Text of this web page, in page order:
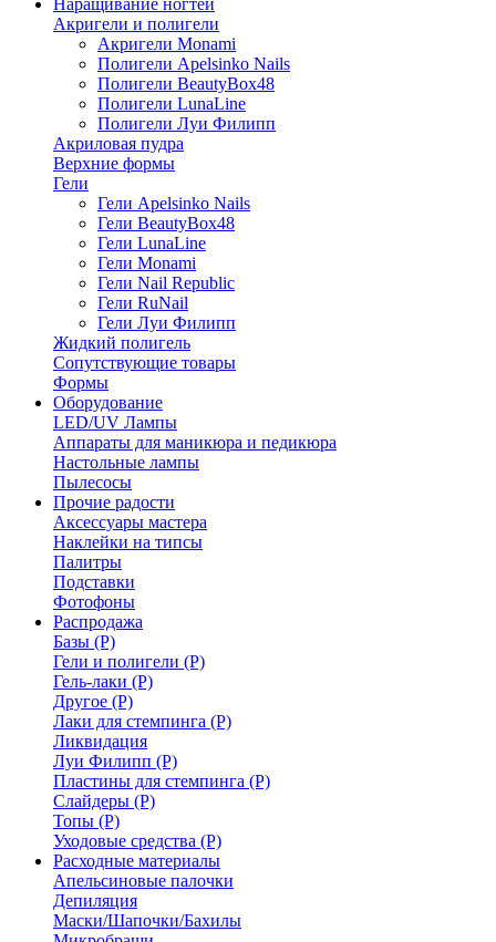
Наращивание ногтей
Акригели и полигели
Акригели Monami
Полигели Apelsinko Nails
Полигели BeautyBox48
Полигели LunaLine
Полигели Луи Филипп
Акриловая пудра
Верхние формы
Гели
Гели Apelsinko Nails
Гели BeautyBox48
Гели LunaLine
Гели Monami
Гели Nail Republic
Гели RuNail
Гели Луи Филипп
Жидкий полигель
Сопутствующие товары
Формы
Оборудование
LED/UV Лампы
Аппараты для маникюра и педикюра
Настольные лампы
Пылесосы
Прочие радости
Аксессуары мастера
Наклейки на типсы
Палитры
Подставки
Фотофоны
Распродажа
Базы (Р)
Гели и полигели (Р)
Гель-лаки (Р)
Другое (Р)
Лаки для стемпинга (Р)
Ликвидация
Луи Филипп (Р)
Пластины для стемпинга (Р)
Слайдеры (Р)
Топы (Р)
Уходовые средства (Р)
Расходные материалы
Апельсиновые палочки
Депиляция
Маски/Шапочки/Бахилы